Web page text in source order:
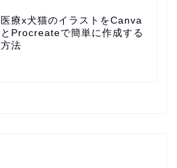
医療x犬猫のイラストをCanva
とProcreateで簡単に作成する
方法